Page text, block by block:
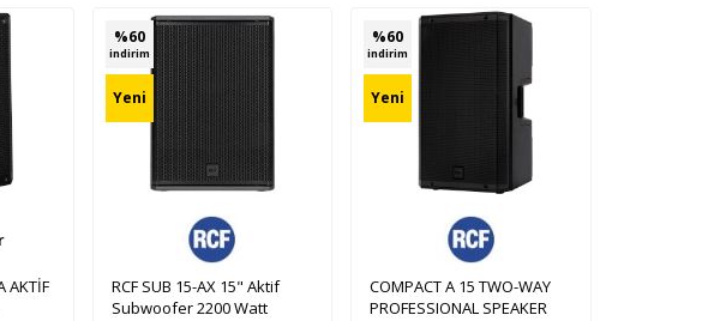
AKTİF
%60
indirim
Yeni
RCF SUB 15-AX 15" Aktif
Subwoofer 2200 Watt
%60
indirim
Yeni
COMPACT A 15 TWO-WAY
PROFESSIONAL SPEAKER